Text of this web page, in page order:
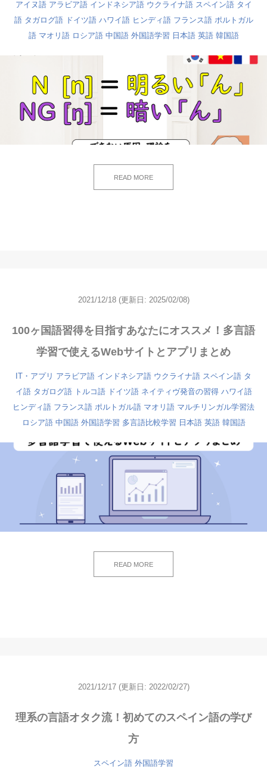
アイヌ語 アラビア語 インドネシア語 ウクライナ語 スペイン語 タイ
語 タガログ語 ドイツ語 ハワイ語 ヒンディ語 フランス語 ポルトガル
語 マオリ語 ロシア語 中国語 外国語学習 日本語 英語 韓国語
READ MORE
2021/12/18 (更新日: 2025/02/08)
100ヶ国語習得を目指すあなたにオススメ！多言語
学習で使えるWebサイトとアプリまとめ
IT・アプリ アラビア語 インドネシア語 ウクライナ語 スペイン語 タ
イ語 タガログ語 トルコ語 ドイツ語 ネイティヴ発音の習得 ハワイ語
ヒンディ語 フランス語 ポルトガル語 マオリ語 マルチリンガル学習法
ロシア語 中国語 外国語学習 多言語比較学習 日本語 英語 韓国語
READ MORE
2021/12/17 (更新日: 2022/02/27)
理系の言語オタク流！初めてのスペイン語の学び
方
スペイン語 外国語学習